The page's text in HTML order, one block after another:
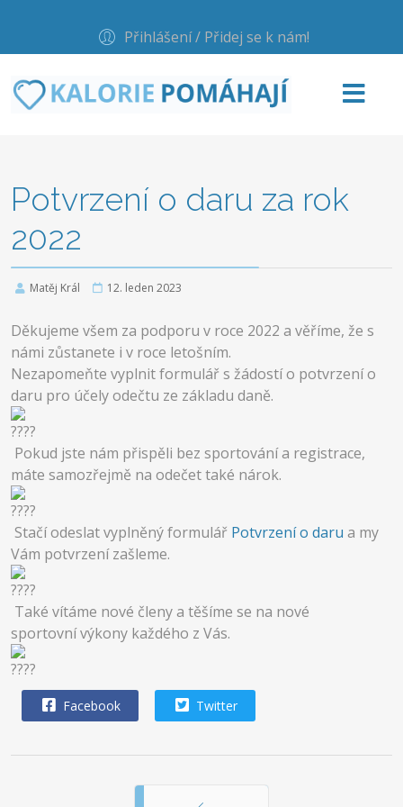
Přihlášení / Přidej se k nám!
Potvrzení o daru za rok
2022
Matěj Král 12. leden 2023
Děkujeme všem za podporu v roce 2022 a věříme, že s
námi zůstanete i v roce letošním.
Nezapomeňte vyplnit formulář s žádostí o potvrzení o
daru pro účely odečtu ze základu daně.
Pokud jste nám přispěli bez sportování a registrace,
máte samozřejmě na odečet také nárok.
Stačí odeslat vyplněný formulář Potvrzení o daru a my
Vám potvrzení zašleme.
Také vítáme nové členy a těšíme se na nové
sportovní výkony každého z Vás.
Facebook Twitter